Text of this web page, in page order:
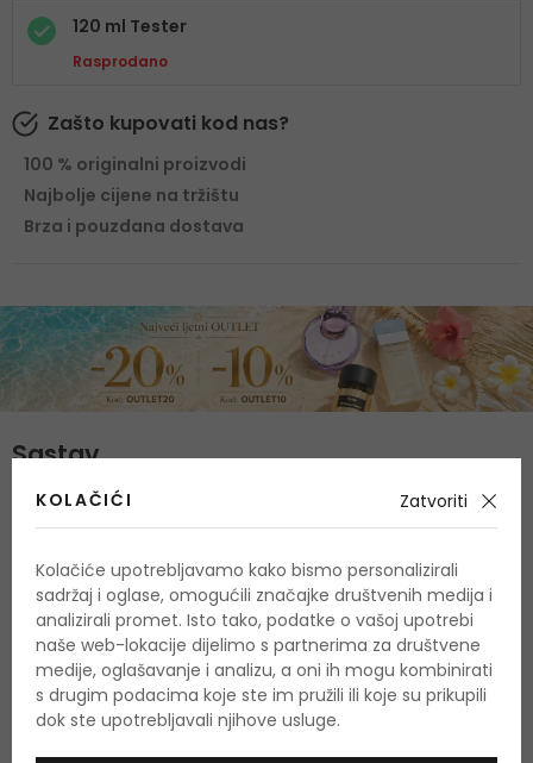
120 ml Tester
Rasprodano
Zašto kupovati kod nas?
100 % originalni proizvodi
Najbolje cijene na tržištu
Brza i pouzdana dostava
Sastav
Gornje note
bergamot, šafran, tuberoza, sicilijanska mandarina
Srednje note
ylang-ylang, iris, tuberoza
Bazne note
semiš, tuberoza, kakao
KOLAČIĆI Zatvoriti
Kolačiće upotrebljavamo kako bismo personalizirali
sadržaj i oglase, omogućili značajke društvenih medija i
analizirali promet. Isto tako, podatke o vašoj upotrebi
naše web-lokacije dijelimo s partnerima za društvene
medije, oglašavanje i analizu, a oni ih mogu kombinirati
s drugim podacima koje ste im pružili ili koje su prikupili
dok ste upotrebljavali njihove usluge.